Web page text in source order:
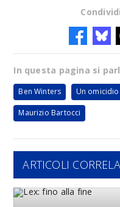
In questa pagina si
Ben Winters Un
Maurizio Bartocci
ARTICOLI